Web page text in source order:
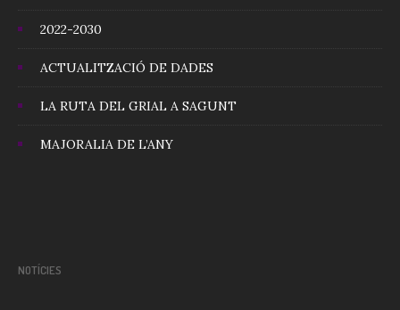
2022-2030
ACTUALITZACIÓ DE DADES
LA RUTA DEL GRIAL A SAGUNT
MAJORALIA DE L’ANY
NOTÍCIES